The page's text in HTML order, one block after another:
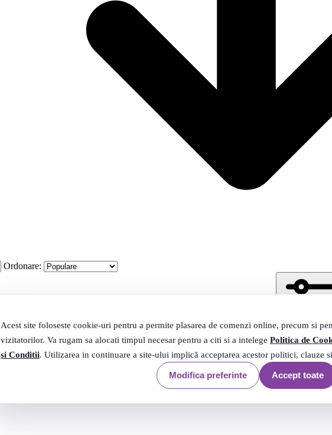
Acest site foloseste cookie-uri pentru a permite plasarea de comenzi online, precum si
vizitatorilor. Va rugam sa alocati timpul necesar pentru a citi si a intelege Politica de
si Conditii. Utilizarea in continuare a site-ului implică acceptarea acestor politici, clauze
Modifica preferinte Accept toate
Ordonare:
Filtrare 4
4 produse